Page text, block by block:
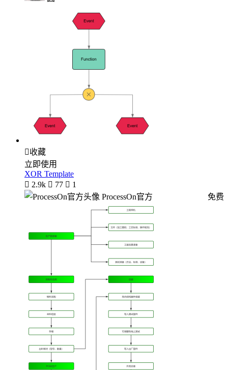
收藏
立即使用
XOR Template
 2.9k  77  1
ProcessOn官方
免费